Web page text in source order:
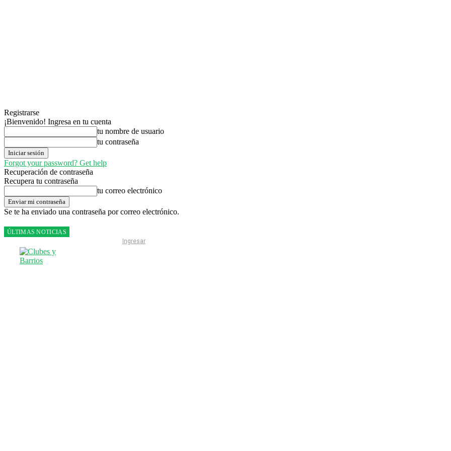
Registrarse
¡Bienvenido! Ingresa en tu cuenta
tu nombre de usuario
tu contraseña
Forgot your password? Get help
Recuperación de contraseña
Recupera tu contraseña
tu correo electrónico
Se te ha enviado una contraseña por correo electrónico.
ÚLTIMAS NOTICIAS
Ingresar